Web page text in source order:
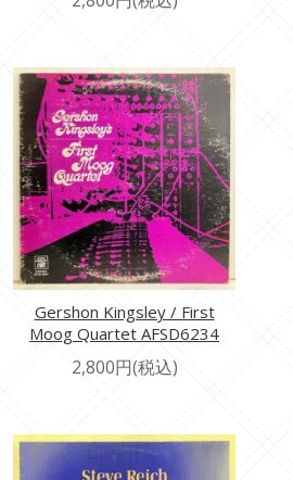
Gershon Kingsley / First
Moog Quartet AFSD6234
2,800円(税込)